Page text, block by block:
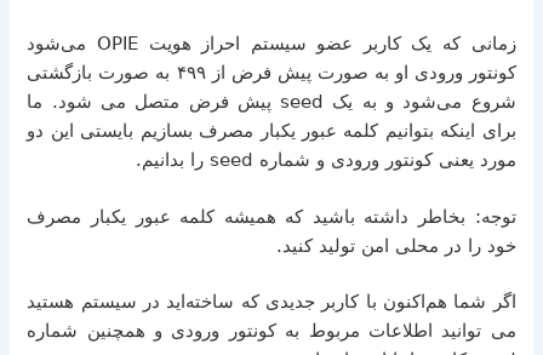
زمانی که یک کاربر عضو سیستم احراز هویت OPIE می‌شود
کونتور ورودی او به صورت پیش فرض از ۴۹۹ به صورت بازگشتی
شروع می‌شود و به یک seed پیش فرض متصل می شود. ما
برای اینکه بتوانیم کلمه عبور یکبار مصرف بسازیم بایستی این دو
مورد یعنی کونتور ورودی و شماره seed را بدانیم.
توجه: بخاطر داشته باشید که همیشه کلمه عبور یکبار مصرف
خود را در محلی امن تولید کنید.
اگر شما هم‌اکنون با کاربر جدیدی که ساخته‌اید در سیستم هستید
می توانید اطلاعات مربوط به کونتور ورودی و همچنین شماره